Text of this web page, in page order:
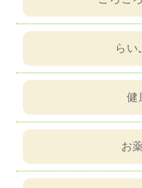
らい
健
お